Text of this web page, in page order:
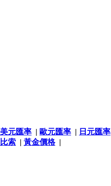
美元匯率 | 歐元匯率 | 日元匯率
比索 | 黃金價格|